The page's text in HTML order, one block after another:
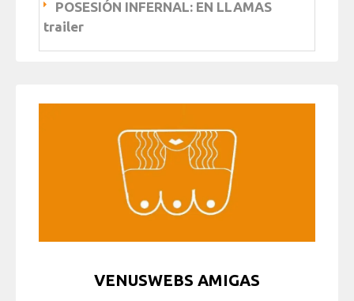
POSESIÓN INFERNAL: EN LLAMAS
trailer
VENUSWEBS AMIGAS